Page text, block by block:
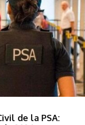
de la PSA: